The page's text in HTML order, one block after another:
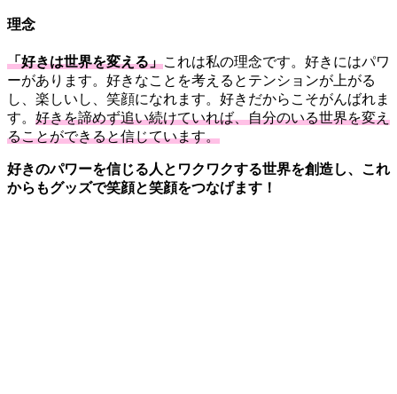
理念
「好きは世界を変える」これは私の理念です。好きにはパワ
ーがあります。好きなことを考えるとテンションが上がる
し、楽しいし、笑顔になれます。好きだからこそがんばれま
す。 好きを諦めず追い続けていれば、自分のいる世界を変え
ることができると信じています。
好きのパワーを信じる人とワクワクする世界を創造し、これ
からもグッズで笑顔と笑顔をつなげます！